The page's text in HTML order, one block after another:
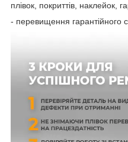
плівок, покриттів, наклейок,
- перевищення гарантійного